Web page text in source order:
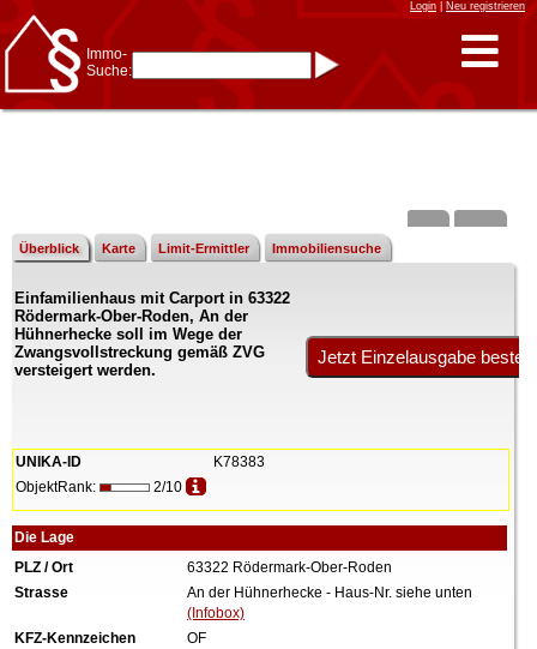
Login| Neu registrieren
Immo-
Suche:
z.B.:15 Frankfurtfür
Frankfurt/Oder
und6 Frankfurtfür Frankfurt
Immobiliensuche
nach Kreis
nach Amtsgericht
Überblick Karte Limit-Ermittler Immobiliensuche
Einfamilienhaus mit Carport in 63322
Rödermark-Ober-Roden, An der
Hühnerhecke soll im Wege der
Zwangsvollstreckung gemäß ZVG
versteigert werden.
UNIKA-ID
K78383
ObjektRank:
2/10
Die Lage
PLZ / Ort
63322 Rödermark-Ober-Roden
Strasse
An der Hühnerhecke - Haus-Nr. siehe unten
(Infobox)
KFZ-Kennzeichen
OF